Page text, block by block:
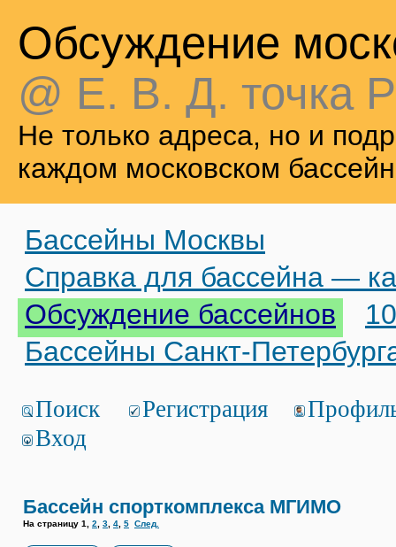
Обсуждение
@ Е. В. Д. точка
Не только адреса, но и
каждом московском
Бассейны Москвы
Справка для бассейна —
Обсуждение бассейнов
Бассейны Санкт-
Поиск Регистрация
Вход
Бассейн спорткомплекса МГИМО
На страницу 1 2 3 4 5 След.